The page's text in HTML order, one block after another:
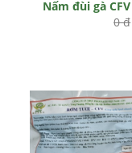
Nấm đùi gà CFV
0 đ